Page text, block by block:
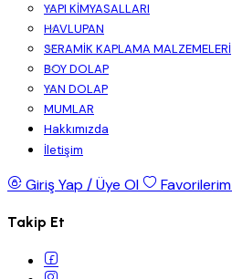
YAPI KİMYASALLARI
HAVLUPAN
SERAMİK KAPLAMA MALZEMELERİ
BOY DOLAP
YAN DOLAP
MUMLAR
Hakkımızda
İletişim
Giriş Yap / Üye Ol Favorilerim
Takip Et